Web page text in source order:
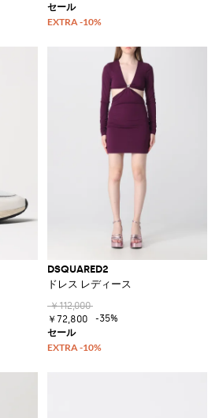
DSQUARED2
ドレス レディース
￥112,000
￥72,800
-35%